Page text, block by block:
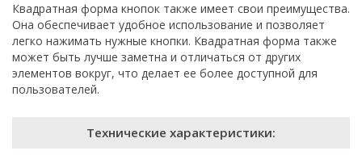
Квадратная форма кнопок также имеет свои преимущества.
Она обеспечивает удобное использование и позволяет
легко нажимать нужные кнопки. Квадратная форма также
может быть лучше заметна и отличаться от других
элементов вокруг, что делает ее более доступной для
пользователей.
Технические характеристики: